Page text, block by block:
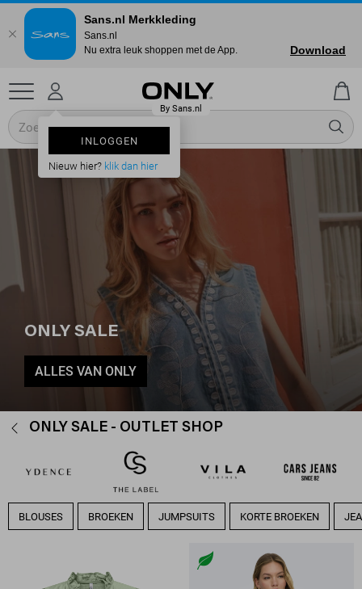
INLOGGEN
Nieuw hier? klik dan hier
ONLY SALE
ALLES VAN ONLY
ONLY SALE - OUTLET SHOP
BLOUSES BROEKEN JUMPSUITS KORTE BROEKEN
Sans.nl Merkkleding
Sans.nl
Nu extra leuk shoppen met de App.
Download